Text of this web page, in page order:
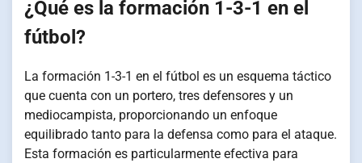
¿Qué es la formación 1-3-1 en el
fútbol?
La formación 1-3-1 en el fútbol es un esquema táctico
que cuenta con un portero, tres defensores y un
mediocampista, proporcionando un enfoque
equilibrado tanto para la defensa como para el ataque.
Esta formación es particularmente efectiva para